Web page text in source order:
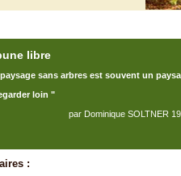
libre
sans arbres est souvent un
loin "
Dominique SOLTNER 1936
: